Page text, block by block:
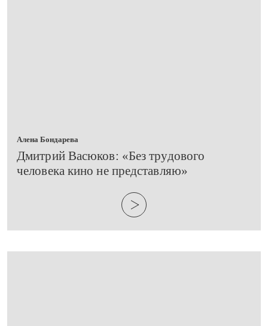
Алена Бондарева
​Дмитрий Васюков: «Без трудового
человека кино не представляю»